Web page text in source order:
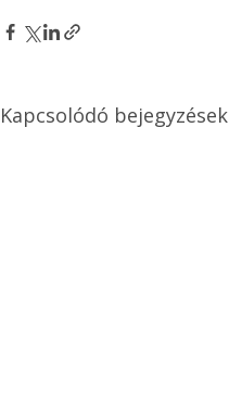
Kapcsolódó bejegyzések